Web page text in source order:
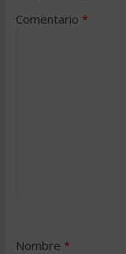
Comentario *
Nombre *